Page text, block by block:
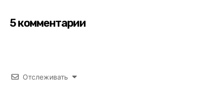
5 комментарии
Отслеживать